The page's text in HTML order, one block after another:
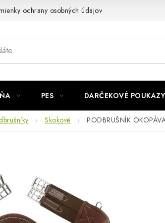
ochrany osobných údajov
PES DARČEKOVÉ POUKAZY
Skokové PODBRUŠNÍK